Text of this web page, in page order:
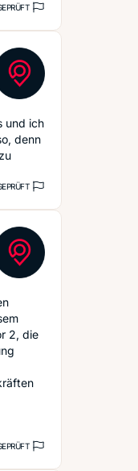
und ich
denn
2, die